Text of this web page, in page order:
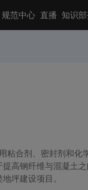
规范中心 直播 知识
粘合剂、密封剂和
高钢纤维与混凝土
坪建设项目。